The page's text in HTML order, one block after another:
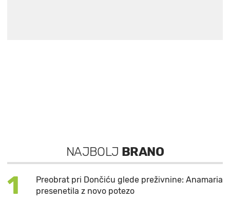
NAJBOLJ BRANO
1
Preobrat pri Dončiću glede preživnine: Anamaria
presenetila z novo potezo